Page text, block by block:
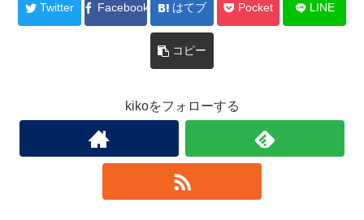
Twitter Facebook はてブ Pocket LINE
コピー
kikoをフォローする